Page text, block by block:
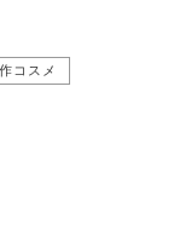
コスメ